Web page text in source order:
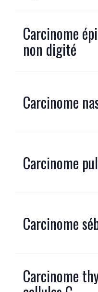
Carcinome
non digité
Carcinome
Carcinome
Carcinome
Carcinome